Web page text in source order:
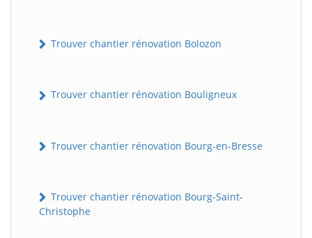
Trouver chantier rénovation Bolozon
Trouver chantier rénovation Bouligneux
Trouver chantier rénovation Bourg-en-Bresse
Trouver chantier rénovation Bourg-Saint-
Christophe